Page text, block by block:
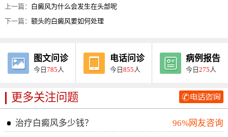
上一篇： 白癜风为什么会发生在头部呢
下一篇：额头的白癜风要如何处理
图文问诊
今日785 人
电话问诊
今日855 人
病例报告
今日275 人
更多关注问题
治疗白癜风多少钱？
96%网友咨询